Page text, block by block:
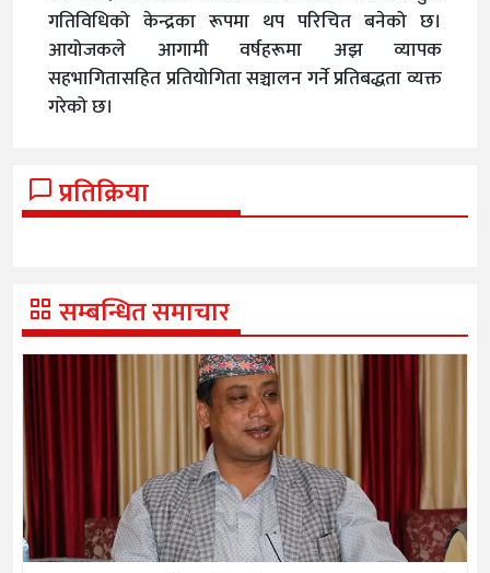
गतिविधिको केन्द्रका रूपमा थप परिचित बनेको छ।
आयोजकले आगामी वर्षहरूमा अझ व्यापक
सहभागितासहित प्रतियोगिता सञ्चालन गर्ने प्रतिबद्धता व्यक्त
गरेको छ।
प्रतिक्रिया
सम्बन्धित समाचार